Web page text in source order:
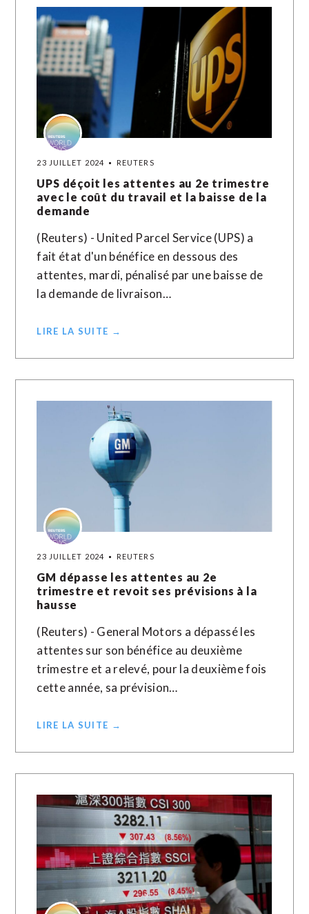
23 JUILLET 2024 REUTERS
UPS déçoit les attentes au 2e trimestre
avec le coût du travail et la baisse de la
demande
(Reuters) - United Parcel Service (UPS) a
fait état d'un bénéfice en dessous des
attentes, mardi, pénalisé par une baisse de
la demande de livraison…
LIRE LA SUITE →
23 JUILLET 2024 REUTERS
GM dépasse les attentes au 2e
trimestre et revoit ses prévisions à la
hausse
(Reuters) - General Motors a dépassé les
attentes sur son bénéfice au deuxième
trimestre et a relevé, pour la deuxième fois
cette année, sa prévision…
LIRE LA SUITE →